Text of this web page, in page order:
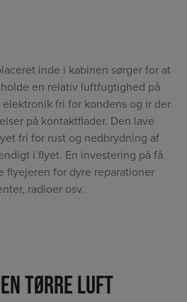
inde i kabinen sørger for at
en relativ luftfugtighed på
fri for kondens og ir der
på kontaktflader. Den lave
fri for rust og nedbrydning af
i flyet. En investering på få
flyejeren for dyre reparationer
radioer osv.
tørre luft